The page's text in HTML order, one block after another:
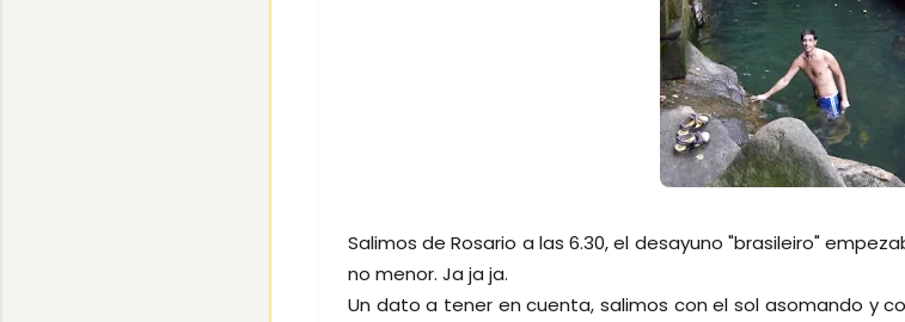
Salimos de Rosario a las 6.30, el desayuno "brasileiro"
no menor. Ja ja ja.
Un dato a tener en cuenta, salimos con el sol asomando y